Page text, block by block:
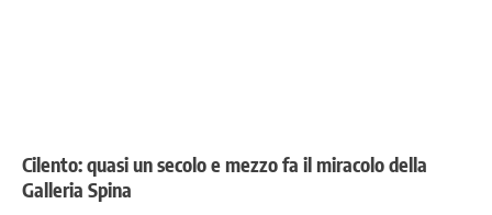
Cilento: quasi un secolo e mezzo fa il miracolo della
Galleria Spina